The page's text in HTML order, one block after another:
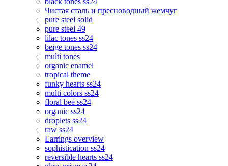
Чистая сталь и пресноводный жемчуг
pure steel solid
pure steel 49
lilac tones ss24
beige tones ss24
multi tones
organic enamel
tropical theme
funky hearts ss24
multi colors ss24
floral bee ss24
organic ss24
droplets ss24
raw ss24
Earrings overview
sophistication ss24
reversible hearts ss24